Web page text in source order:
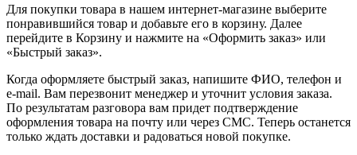
Для покупки товара в нашем интернет-магазине выберите
понравившийся товар и добавьте его в корзину. Далее
перейдите в Корзину и нажмите на «Оформить заказ» или
«Быстрый заказ».
Когда оформляете быстрый заказ, напишите ФИО, телефон и
e-mail. Вам перезвонит менеджер и уточнит условия заказа.
По результатам разговора вам придет подтверждение
оформления товара на почту или через СМС. Теперь останется
только ждать доставки и радоваться новой покупке.